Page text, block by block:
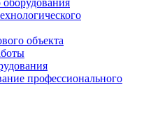
объекта
профессионального